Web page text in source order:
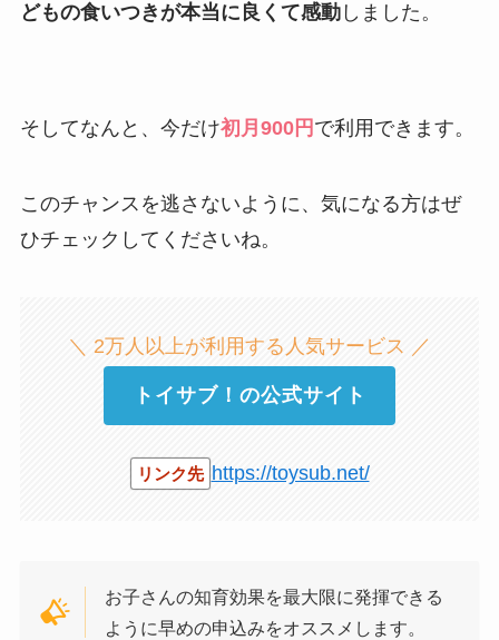
どもの食いつきが本当に良くて感動しました。
そしてなんと、今だけ初月900円 で利用できます。
このチャンスを逃さないように、気になる方はぜ
ひチェックしてくださいね。
＼ 2万人以上が利用する人気サービス ／
トイサブ！の公式サイト
リンク先 https://toysub.net/
お子さんの知育効果を最大限に発揮できる
ように早めの申込みをオススメします。